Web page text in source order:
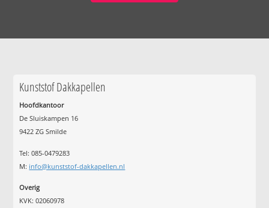
Kunststof Dakkapellen
Hoofdkantoor
De Sluiskampen 16
9422 ZG Smilde
Tel: 085-0479283
M: info@kunststof-dakkapellen.nl
Overig
KVK: 02060978